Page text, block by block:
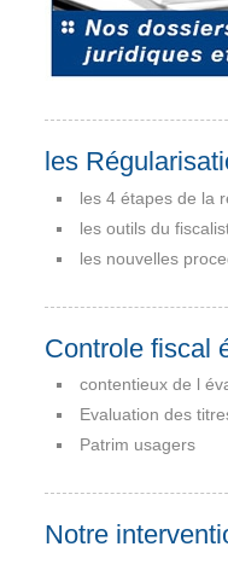
les
les 4 étapes de la
les outils du
les nouvelles
Controle fiscal
contentieux de l
Evaluation des
Patrim usagers
Notre